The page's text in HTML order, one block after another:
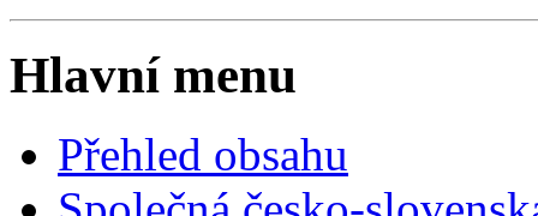
Hlavní menu
Přehled obsahu